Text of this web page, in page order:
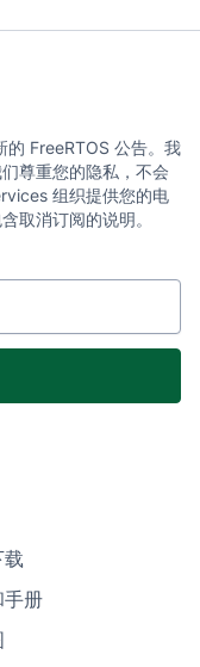
的 FreeRTOS 公告。我
尊重您的隐私，不会
组织提供您的电
取消订阅的说明。
载
手册